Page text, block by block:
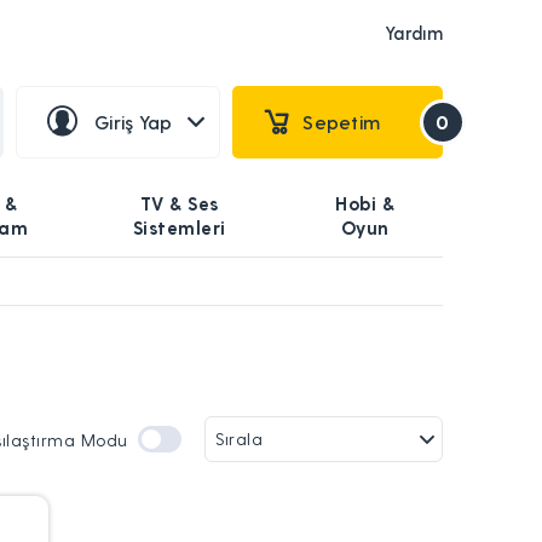
Yardım
Giriş Yap Sepetim 0
&
TV & Ses
Sistemleri
Hobi &
Oyun
Modu